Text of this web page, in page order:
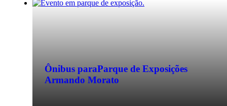
Ônibus paraParque de Exposições
Armando Morato